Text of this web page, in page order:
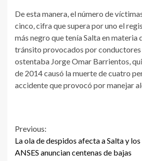
De esta manera, el número de
cinco, cifra que supera por uno el
más negro que tenía Salta en materia
tránsito provocados por
ostentaba Jorge Omar Barrientos,
de 2014 causó la muerte de cuatro
accidente que provocó por manejar
Continue
Reading
Previous:
La ola de despidos afecta a Salta y
ANSES anuncian centenas de bajas